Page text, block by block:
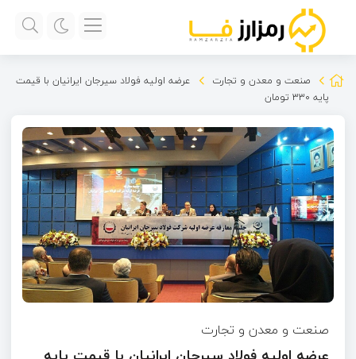
صنعت و معدن و تجارت
عرضه اولیه فولاد سیرجان ایرانیان با قیمت
پایه ۳۳۰ تومان
صنعت و معدن و تجارت